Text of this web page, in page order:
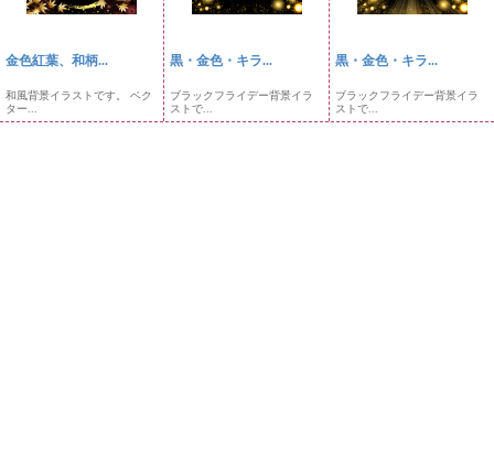
金色紅葉、和柄...
和風背景イラストです。 ベク
ター...
黒・金色・キラ...
ブラックフライデー背景イラ
ストで...
黒・金色・キラ...
ブラックフライデー背景イラ
ストで...